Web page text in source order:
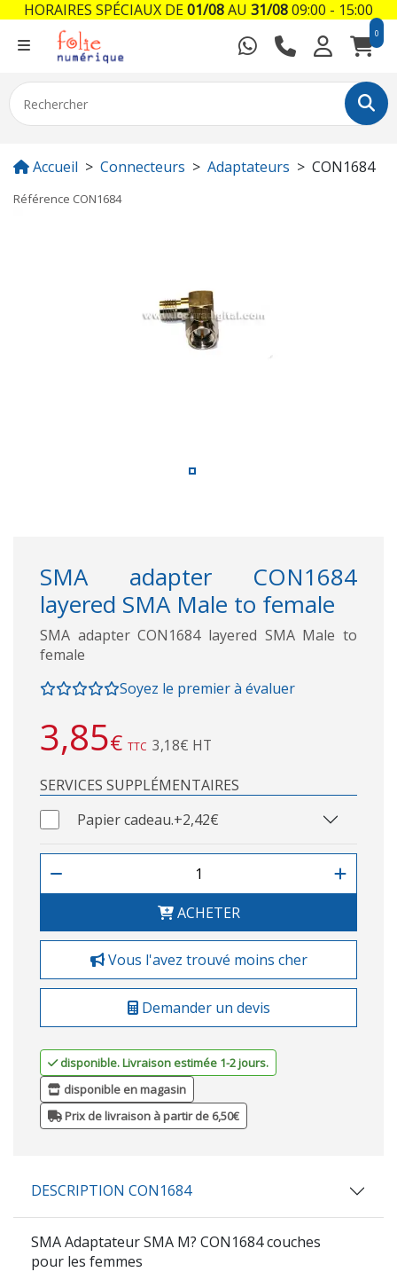
0
Accueil Connecteurs Adaptateurs CON1684
Référence CON1684
SMA adapter CON1684
layered SMA Male to female
SMA adapter CON1684 layered SMA Male to
female
Soyez le premier à évaluer
3,85€ TTC 3,18€ HT
SERVICES SUPPLÉMENTAIRES
Papier cadeau.+2,42€
ACHETER
Vous l'avez trouvé moins cher
Demander un devis
disponible. Livraison estimée 1-2 jours.
disponible en magasin
Prix de livraison à partir de 6,50€
DESCRIPTION CON1684
SMA Adaptateur SMA M? CON1684 couches
pour les femmes
HORAIRES SPÉCIAUX DE01/08AU 31/0809:00 - 15:00